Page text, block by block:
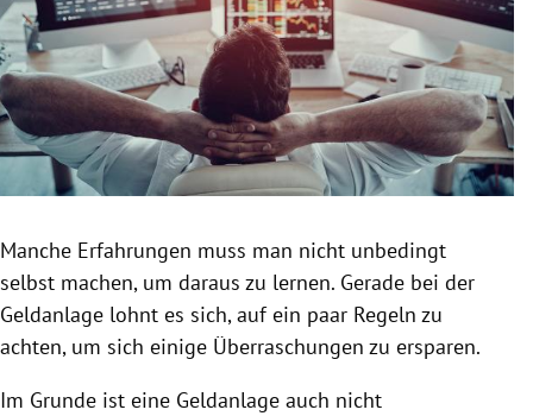
Untermenü
Untermenü
Untermenü
Untermenü
Untermenü
Manche Erfahrungen muss man nicht unbedingt
selbst machen, um daraus zu lernen. Gerade bei der
Geldanlage lohnt es sich, auf ein paar Regeln zu
achten, um sich einige Überraschungen zu ersparen.
Im Grunde ist eine Geldanlage auch nicht